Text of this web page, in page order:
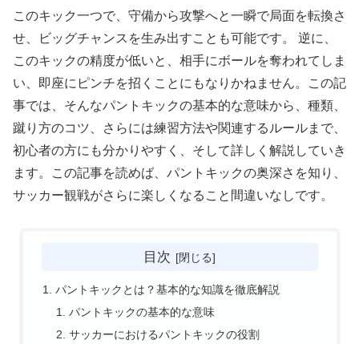
このキック一つで、守備から攻撃へと一瞬で局面を転換さ
せ、ビッグチャンスを生み出すことも可能です。 逆に、
このキックの精度が低いと、相手にボールを奪われてしま
い、即座にピンチを招くことにもなりかねません。この記
事では、そんなパントキックの基本的な意味から、種類、
蹴り方のコツ、さらには練習方法や関連するルールまで、
初心者の方にも分かりやすく、そして詳しく解説していき
ます。この記事を読めば、パントキックの奥深さを知り、
サッカー観戦がさらに楽しくなること間違いなしです。
目次
パントキックとは？基本的な知識を徹底解説
パントキックの基本的な意味
サッカーにおけるパントキックの役割